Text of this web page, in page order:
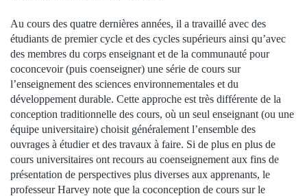
Au cours des quatre dernières années, il a travaillé avec des
étudiants de premier cycle et des cycles supérieurs ainsi qu’avec
des membres du corps enseignant et de la communauté pour
coconcevoir (puis coenseigner) une série de cours sur
l’enseignement des sciences environnementales et du
développement durable. Cette approche est très différente de la
conception traditionnelle des cours, où un seul enseignant (ou une
équipe universitaire) choisit généralement l’ensemble des
ouvrages à étudier et des travaux à faire. Si de plus en plus de
cours universitaires ont recours au coenseignement aux fins de
présentation de perspectives plus diverses aux apprenants, le
professeur Harvey note que la coconception de cours sur le